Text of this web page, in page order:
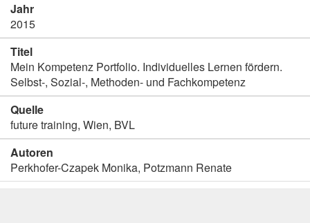
Jahr
2015
Titel
Mein Kompetenz Portfolio. Individuelles Lernen fördern.
Selbst-, Sozial-, Methoden- und Fachkompetenz
Quelle
future training, Wien, BVL
Autoren
Perkhofer-Czapek Monika, Potzmann Renate